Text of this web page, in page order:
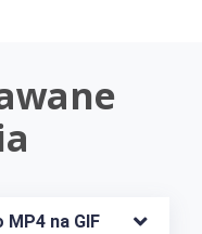
na GIF